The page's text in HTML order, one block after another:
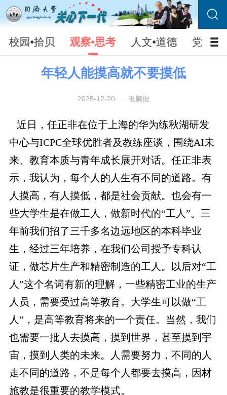
校园•拾贝 观察•思考 人文•道德 党建•
年轻人能摸高就不要摸低
2025-12-20 电脑报
近日，任正非在位于上海的华为练秋湖研发
中心与ICPC全球优胜者及教练座谈，围绕AI未
来、教育本质与青年成长展开对话。任正非表
示，我认为，每个人的人生有不同的道路。有
人摸高，有人摸低，都是社会贡献。也会有一
些大学生是在做工人，做新时代的“工人”。三
年前我们招了三千多名边远地区的本科毕业
生，经过三年培养，在我们公司授予专科认
证，做芯片生产和精密制造的工人。以后对“工
人”这个名词有新的理解，一些精密工业的生产
人员，需要受过高等教育。大学生可以做“工
人”，是高等教育将来的一个责任。当然，我们
也需要一批人去摸高，摸到世界，甚至摸到宇
宙，摸到人类的未来。人需要努力，不同的人
走不同的道路，不是每个人都要去摸高，因材
施教是很重要的教学模式。